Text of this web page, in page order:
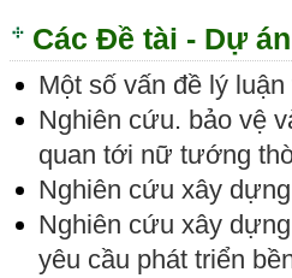
Các Đề tài - Dự
Một số vấn đề lý
Nghiên cứu. bảo vệ
quan tới nữ tướng
Nghiên cứu xây
Nghiên cứu xây
yêu cầu phát triển